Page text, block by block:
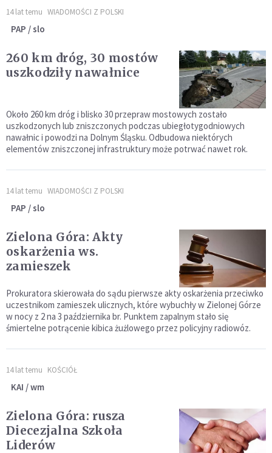
14 lat temu WIADOMOŚCI Z POLSKI
PAP / slo
260 km dróg, 30 mostów
uszkodziły nawałnice
Około 260 km dróg i blisko 30 przepraw mostowych zostało
uszkodzonych lub zniszczonych podczas ubiegłotygodniowych
nawałnic i powodzi na Dolnym Śląsku. Odbudowa niektórych
elementów zniszczonej infrastruktury może potrwać nawet rok.
14 lat temu WIADOMOŚCI Z POLSKI
PAP / slo
Zielona Góra: Akty
oskarżenia ws.
zamieszek
Prokuratora skierowała do sądu pierwsze akty oskarżenia przeciwko
uczestnikom zamieszek ulicznych, które wybuchły w Zielonej Górze
w nocy z 2 na 3 października br. Punktem zapalnym stało się
śmiertelne potrącenie kibica żużlowego przez policyjny radiowóz.
14 lat temu KOŚCIÓŁ
KAI / wm
Zielona Góra: rusza
Diecezjalna Szkoła
Liderów